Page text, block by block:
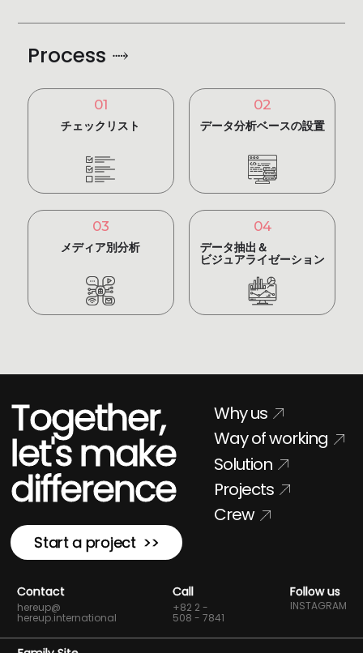
Process ⤑
01
チェックリスト
02
データ分析ベースの設置
03
メディア別分析
04
データ抽出＆
ビジュアライゼーション
Together,
let's make
difference
Start a project >>
Why us
Way of working
Solution
Projects
Crew
Contact
hereup@
hereup.international
Call
+82 2 -
508 - 7841
Follow us
INSTAGRAM